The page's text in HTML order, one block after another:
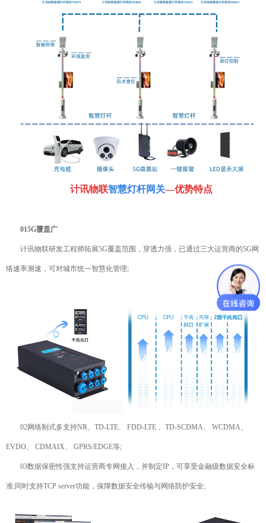
计讯物联智慧灯杆网关—优势特点
015G覆盖广
计讯物联研发工程师拓展5G覆盖范围，穿透力强，已通过三大运营商的5G网
络速率测速，可对城市统一智慧化管理;
02网络制式多支持NR、TD-LTE、 FDD-LTE 、TD-SCDMA、 WCDMA、
EVDO、 CDMAIX、 GPRS/EDGE等;
03数据保密性强支持运营商专网接入，并制定IP，可享受金融级数据安全标
准;同时支持TCP server功能，保障数据安全传输与网络防护安全;